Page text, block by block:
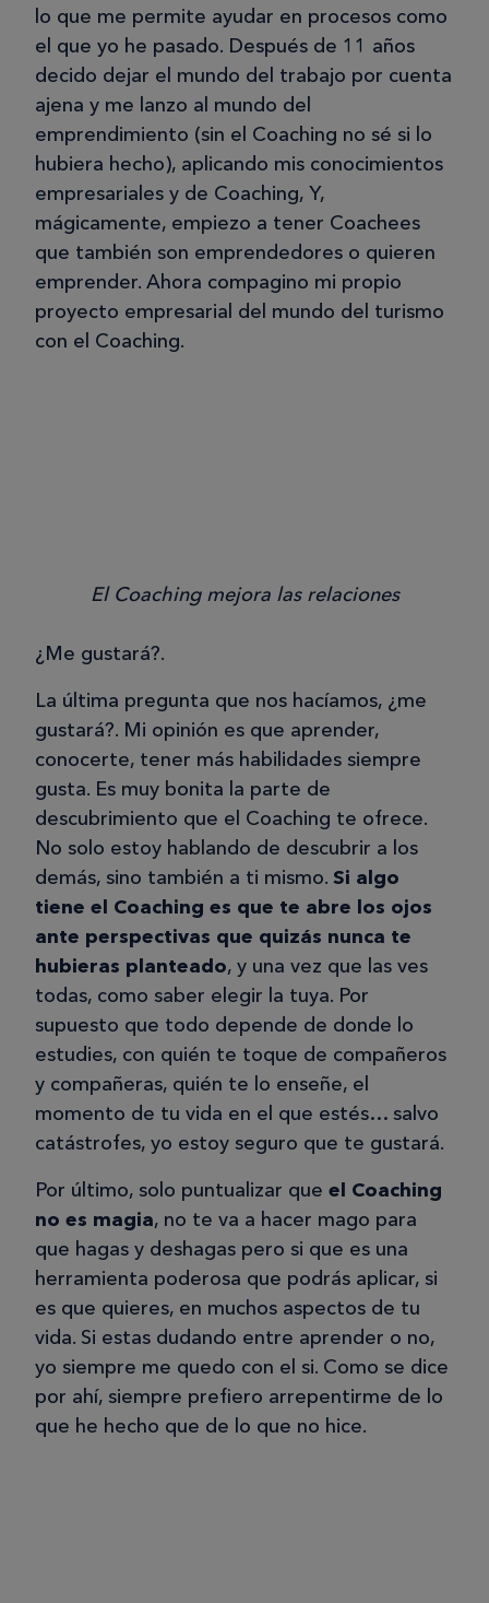
lo que me permite ayudar en procesos como
el que yo he pasado. Después de 11 años
decido dejar el mundo del trabajo por cuenta
ajena y me lanzo al mundo del
emprendimiento (sin el Coaching no sé si lo
hubiera hecho), aplicando mis conocimientos
empresariales y de Coaching, Y,
mágicamente, empiezo a tener Coachees
que también son emprendedores o quieren
emprender. Ahora compagino mi propio
proyecto empresarial del mundo del turismo
con el Coaching.
El Coaching mejora las relaciones
¿Me gustará?.
La última pregunta que nos hacíamos, ¿me
gustará?. Mi opinión es que aprender,
conocerte, tener más habilidades siempre
gusta. Es muy bonita la parte de
descubrimiento que el Coaching te ofrece.
No solo estoy hablando de descubrir a los
demás, sino también a ti mismo. Si algo
tiene el Coaching es que te abre los ojos
ante perspectivas que quizás nunca te
hubieras planteado, y una vez que las ves
todas, como saber elegir la tuya. Por
supuesto que todo depende de donde lo
estudies, con quién te toque de compañeros
y compañeras, quién te lo enseñe, el
momento de tu vida en el que estés… salvo
catástrofes, yo estoy seguro que te gustará.
Por último, solo puntualizar que el Coaching
no es magia, no te va a hacer mago para
que hagas y deshagas pero si que es una
herramienta poderosa que podrás aplicar, si
es que quieres, en muchos aspectos de tu
vida. Si estas dudando entre aprender o no,
yo siempre me quedo con el si. Como se dice
por ahí, siempre prefiero arrepentirme de lo
que he hecho que de lo que no hice.